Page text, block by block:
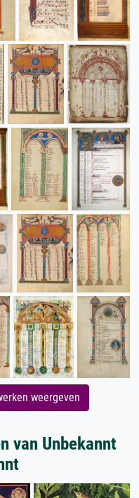
weergeven
van Unbekannt